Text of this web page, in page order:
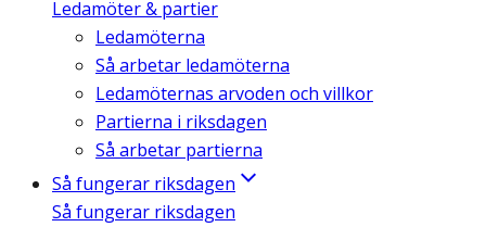
Ledamöter & partier
Ledamöterna
Så arbetar ledamöterna
Ledamöternas arvoden och villkor
Partierna i riksdagen
Så arbetar partierna
Så fungerar riksdagen
Så fungerar riksdagen